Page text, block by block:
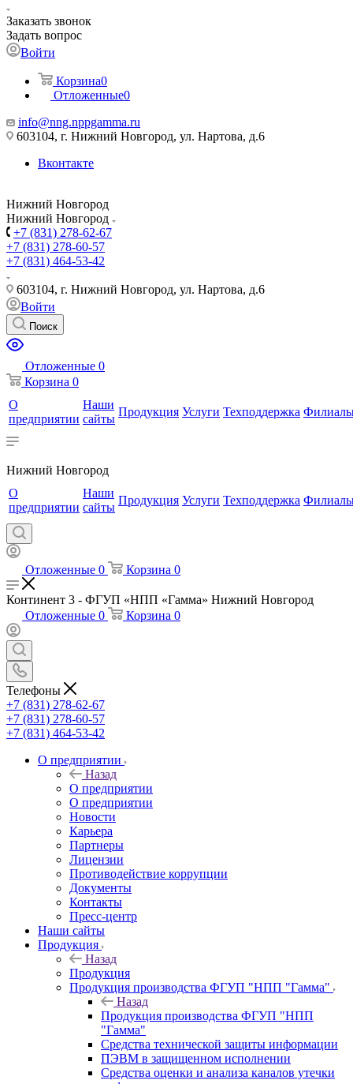
Заказать звонок
Задать вопрос
Войти
Корзина0
Отложенные0
info@nng.nppgamma.ru
603104, г. Нижний Новгород, ул. Нартова, д.6
Вконтакте
Нижний Новгород
Нижний Новгород
+7 (831) 278-62-67
+7 (831) 278-60-57
+7 (831) 464-53-42
603104, г. Нижний Новгород, ул. Нартова, д.6
Войти
Поиск
Отложенные 0
Корзина 0
О
предприятии
Наши
сайты
Продукция Услуги Техподдержка
Нижний Новгород
О
предприятии
Наши
сайты
Продукция Услуги Техподдержка
Отложенные 0 Корзина 0
Континент 3 - ФГУП «НПП «Гамма» Нижний Новгород
Отложенные 0 Корзина 0
Телефоны
+7 (831) 278-62-67
+7 (831) 278-60-57
+7 (831) 464-53-42
О предприятии
Назад
О предприятии
О предприятии
Новости
Карьера
Партнеры
Лицензии
Противодействие коррупции
Документы
Контакты
Пресс-центр
Наши сайты
Продукция
Назад
Продукция
Продукция производства ФГУП "НПП "Гамма"
Назад
Продукция производства ФГУП "НПП
"Гамма"
Средства технической защиты информации
ПЭВМ в защищенном исполнении
Средства оценки и анализа каналов утечки